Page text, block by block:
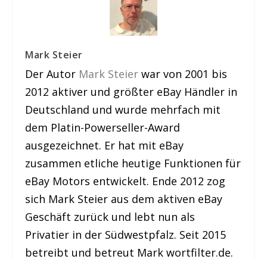
Mark Steier
Der Autor Mark Steier war von 2001 bis
2012 aktiver und größter eBay Händler in
Deutschland und wurde mehrfach mit
dem Platin-Powerseller-Award
ausgezeichnet. Er hat mit eBay
zusammen etliche heutige Funktionen für
eBay Motors entwickelt. Ende 2012 zog
sich Mark Steier aus dem aktiven eBay
Geschäft zurück und lebt nun als
Privatier in der Südwestpfalz. Seit 2015
betreibt und betreut Mark wortfilter.de.